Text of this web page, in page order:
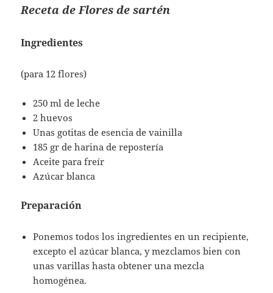
Receta de Flores de sartén
Ingredientes
(para 12 flores)
250 ml de leche
2 huevos
Unas gotitas de esencia de vainilla
185 gr de harina de repostería
Aceite para freír
Azúcar blanca
Preparación
Ponemos todos los ingredientes en un recipiente,
excepto el azúcar blanca, y mezclamos bien con
unas varillas hasta obtener una mezcla
homogénea.